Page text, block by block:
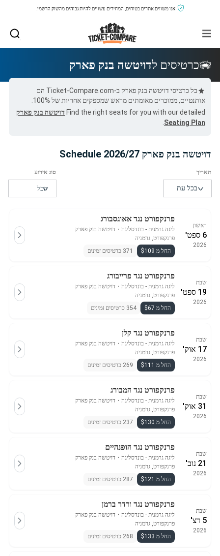
אנו משווים אתרים בטוחים, המחירים עשויים להיות גבוהים מהשוק הרשמי.
כרטיסים לדויטשה בנק פארק
כל כרטיסי דויטשה בנק פארק ב-Ticket-Compare.com הם
אותנטיים, ממוכרים מאומתים מראש שמספקים אחריות של 100%.
Find the right seats for you with our detailed דויטשה בנק פארק
Seating Plan
דויטשה בנק פארק 2026/27 Schedule
ראשון
6 ספט'
2026
פרנקפורט נגד אאוגסבורג
ליגה גרמנית - בונדסליגה ・ דויטשה בנק פארק
פרנקפורט, גרמניה
החל מ $109
371 כרטיסים זמינים
שבת
19 ספט'
2026
פרנקפורט נגד פרייבורג
ליגה גרמנית - בונדסליגה ・ דויטשה בנק פארק
פרנקפורט, גרמניה
החל מ $67
354 כרטיסים זמינים
שבת
17 אוק'
2026
פרנקפורט נגד קלן
ליגה גרמנית - בונדסליגה ・ דויטשה בנק פארק
פרנקפורט, גרמניה
החל מ $111
269 כרטיסים זמינים
שבת
31 אוק'
2026
פרנקפורט נגד המבורג
ליגה גרמנית - בונדסליגה ・ דויטשה בנק פארק
פרנקפורט, גרמניה
החל מ $130
237 כרטיסים זמינים
שבת
21 נוב'
2026
פרנקפורט נגד הופנהיים
ליגה גרמנית - בונדסליגה ・ דויטשה בנק פארק
פרנקפורט, גרמניה
החל מ $121
287 כרטיסים זמינים
שבת
5 דצ'
2026
פרנקפורט נגד ורדר ברמן
ליגה גרמנית - בונדסליגה ・ דויטשה בנק פארק
פרנקפורט, גרמניה
החל מ $133
268 כרטיסים זמינים